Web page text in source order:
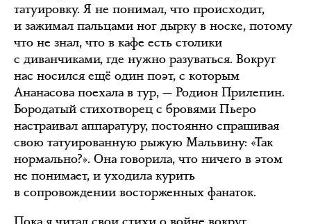
татуировку. Я не понимал, что происходит,
и зажимал пальцами ног дырку в носке, потому
что не знал, что в кафе есть столики
с диванчиками, где нужно разуваться. Вокруг
нас носился ещё один поэт, с которым
Ананасова поехала в тур, — Родион Прилепин.
Бородатый стихотворец с бровями Пьеро
настраивал аппаратуру, постоянно спрашивая
свою татуированную рыжую Мальвину: «Так
нормально?». Она говорила, что ничего в этом
не понимает, и уходила курить
в сопровождении восторженных фанаток.